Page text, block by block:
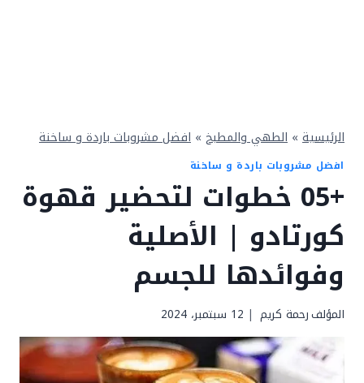
الرئيسية » الطهي والمطبخ » افضل مشروبات باردة و ساخنة
افضل مشروبات باردة و ساخنة
+05 خطوات لتحضير قهوة
كورتادو | الأصلية
وفوائدها للجسم
المؤلفرحمة كريم 12 سبتمبر، 2024